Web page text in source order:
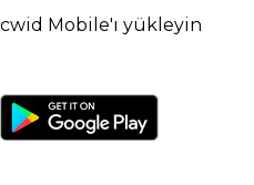
Mobile'ı yükleyin